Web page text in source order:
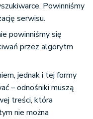
Powinniśmy
serwisu.
powinniśmy się
przez algorytm
jednak i tej formy
– odnośniki muszą
treści, która
nie można